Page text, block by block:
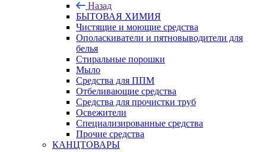
Назад
БЫТОВАЯ ХИМИЯ
Чистящие и моющие средства
Ополаскиватели и пятновыводители для
белья
Стиральные порошки
Мыло
Средства для ППМ
Отбеливающие средства
Средства для прочистки труб
Освежители
Специализированные средства
Прочие средства
КАНЦТОВАРЫ